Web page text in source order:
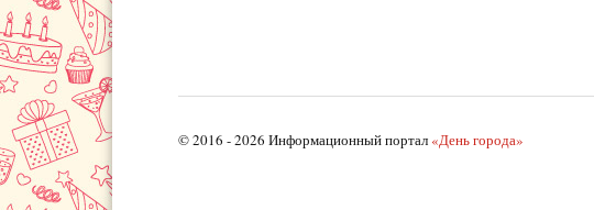
© 2016 - 2026 Информационный портал «День города»